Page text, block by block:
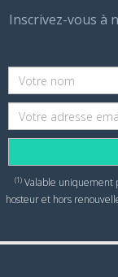
Inscrivez-vous à
(1)Valable uniquement
hosteur et hors